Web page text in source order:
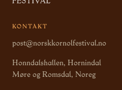
KONTAKT
post@norskkornolfestival.no
Honndalshallen, Hornindal
Møre og Romsdal, Noreg